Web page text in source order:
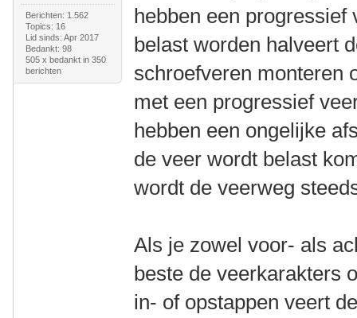
Berichten: 1.562
Topics: 16
Lid sinds: Apr 2017
Bedankt: 98
505 x bedankt in 350
berichten
hebben een
belast worden halveert
schroefveren monteren
met een progressief
hebben een ongelijke
de veer wordt belast
wordt de veerweg
Als je zowel voor- als
beste de veerkarakters
in- of opstappen veert